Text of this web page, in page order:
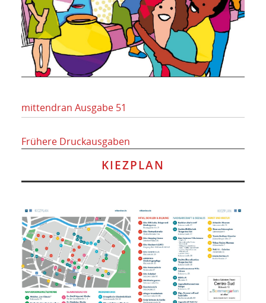
mittendran Ausgabe 51
Frühere Druckausgaben
KIEZPLAN